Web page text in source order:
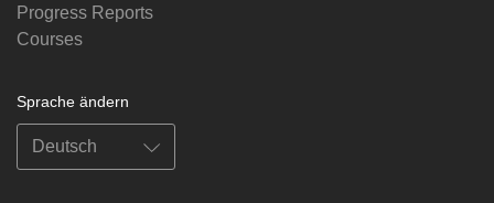
Progress Reports
Courses
Sprache ändern